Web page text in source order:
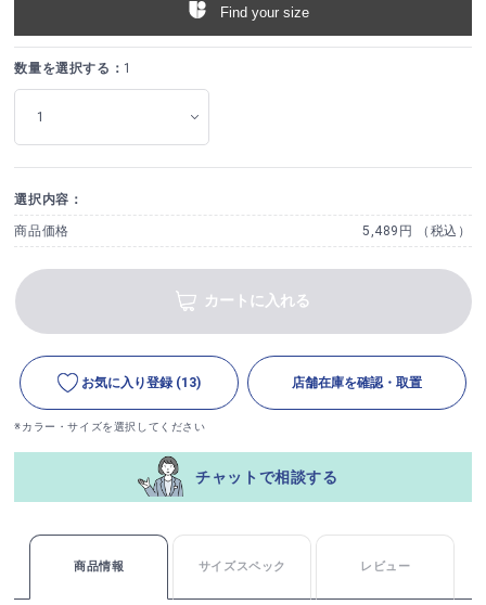
Find your size
数量を選択する： 1
選択内容：
商品価格 5,489円 （税込）
カートに入れる
お気に入り登録 (13) 店舗在庫を確認・取置
※カラー・サイズを選択してください
チャットで相談する
商品情報 サイズスペック レビュー